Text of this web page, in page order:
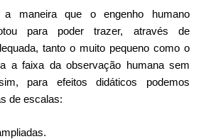
maneira que o engenho humano
para poder trazer, através de
tanto o muito pequeno como o
a faixa da observação humana sem
para efeitos didáticos podemos
de escalas: